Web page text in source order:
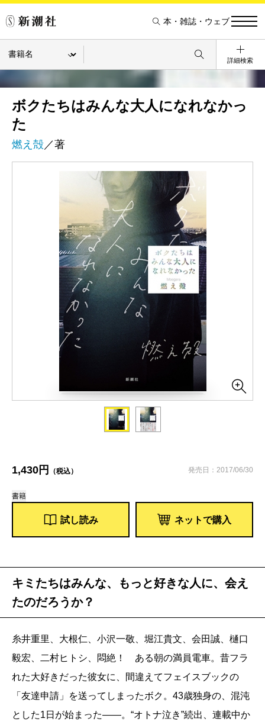
本・雑誌・ウェブ
詳細検索
ボクたちはみんな大人になれなかっ
た
燃え殻／著
1,430円 （税込） 発売日：2017/06/30
書籍
試し読み ネットで購入
キミたちはみんな、もっと好きな人に、会え
たのだろうか？
糸井重里、大根仁、小沢一敬、堀江貴文、会田誠、樋口
毅宏、二村ヒトシ、悶絶！ ある朝の満員電車。昔フラ
れた大好きだった彼女に、間違えてフェイスブックの
「友達申請」を送ってしまったボク。43歳独身の、混沌
とした1日が始まった――。“オトナ泣き”続出、連載中か